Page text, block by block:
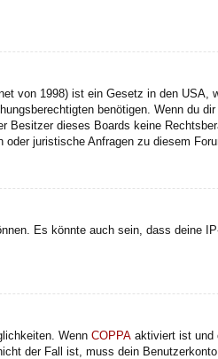
von 1998) ist ein Gesetz in den
benötigen. Wenn du
dieses Boards keine
juristische Anfragen zu diesem
Es könnte auch sein, dass deine
Wenn COPPA aktiviert ist und
der Fall ist, muss dein